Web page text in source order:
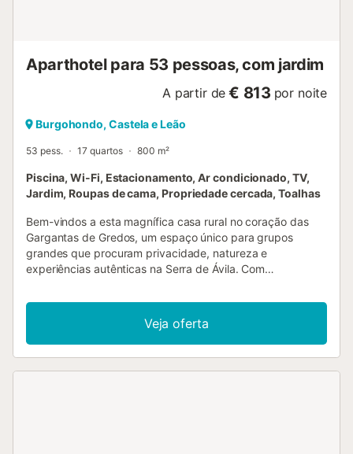
Aparthotel para 53 pessoas, com jardim
A partir de € 813 por noite
Burgohondo, Castela e Leão
53 pess. 17 quartos 800 m²
Piscina, Wi-Fi, Estacionamento, Ar condicionado, TV,
Jardim, Roupas de cama, Propriedade cercada, Toalhas
Bem-vindos a esta magnífica casa rural no coração das
Gargantas de Gredos, um espaço único para grupos
grandes que procuram privacidade, natureza e
experiências autênticas na Serra de Ávila. Com
organiza-se em módulos independentes que se ativam
conforme o tamanho do vosso grupo. Assim, cada estadia
adapta-se perfeitamente às vossas necessidades: quanto
mais pessoas, mais espaço disponível. Os grupos maiores,
Veja oferta